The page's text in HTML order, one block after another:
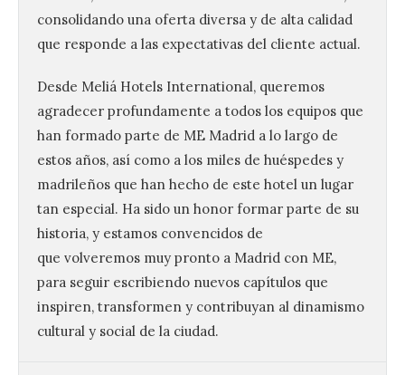
consolidando una oferta diversa y de alta calidad
que responde a las expectativas del cliente actual.
Desde Meliá Hotels International, queremos
agradecer profundamente a todos los equipos que
han formado parte de ME Madrid a lo largo de
estos años, así como a los miles de huéspedes y
madrileños que han hecho de este hotel un lugar
tan especial. Ha sido un honor formar parte de su
historia, y estamos convencidos de
que volveremos muy pronto a Madrid con ME,
para seguir escribiendo nuevos capítulos que
inspiren, transformen y contribuyan al dinamismo
cultural y social de la ciudad.
La UPSA impulsa la
Concurso Internacional de
Composición Coral Sacra
8 Ago 2026
promovido por el Instituto
Universitario de Música
Sacra de la Universidad
Pontificia de Salamanca
(UPSA), premiará composiciones
inéditas, destinadas a coro, con un
premio de 3.000 euros. Las candidaturas